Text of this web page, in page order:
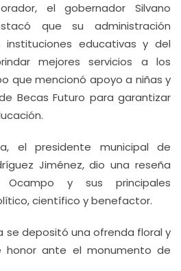
el gobernador Silvano
que su administración
educativas y del
mejores servicios a los
que mencionó apoyo a niñas y
Becas Futuro para garantizar
el presidente municipal de
Jiménez, dio una reseña
y sus principales
científico y benefactor.
se depositó una ofrenda floral y
honor ante el monumento de